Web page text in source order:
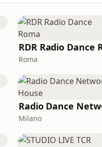
Roma
Milano